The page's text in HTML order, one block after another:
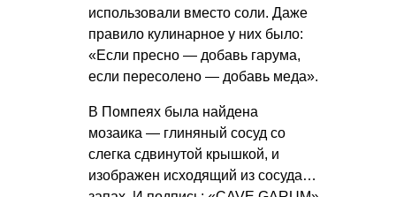
использовали вместо соли. Даже
правило кулинарное у них было:
«Если пресно — добавь гарума,
если пересолено — добавь меда».
В Помпеях была найдена
мозаика — глиняный сосуд со
слегка сдвинутой крышкой, и
изображен исходящий из сосуда…